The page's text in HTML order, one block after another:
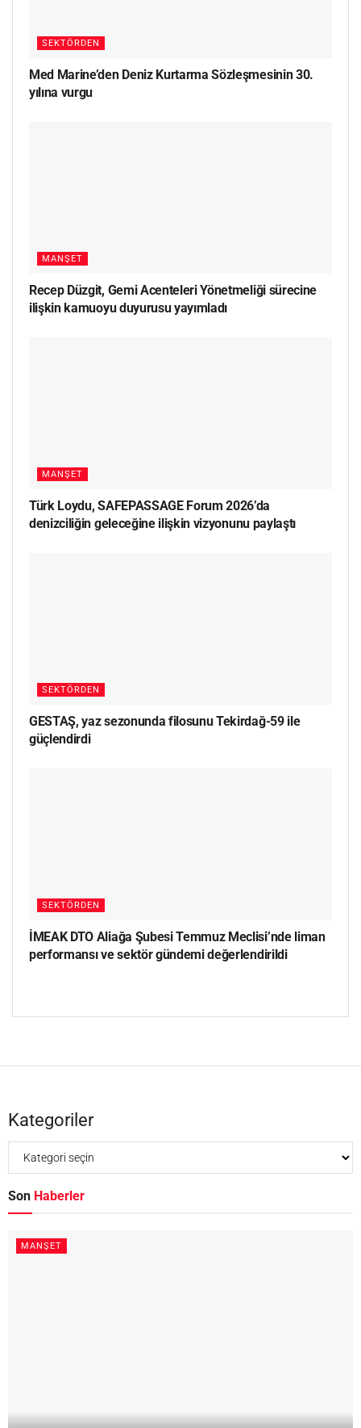
SEKTÖRDEN
Med Marine’den Deniz Kurtarma Sözleşmesinin 30.
yılına vurgu
MANŞET
Recep Düzgit, Gemi Acenteleri Yönetmeliği sürecine
ilişkin kamuoyu duyurusu yayımladı
MANŞET
Türk Loydu, SAFEPASSAGE Forum 2026’da
denizciliğin geleceğine ilişkin vizyonunu paylaştı
SEKTÖRDEN
GESTAŞ, yaz sezonunda filosunu Tekirdağ-59 ile
güçlendirdi
SEKTÖRDEN
İMEAK DTO Aliağa Şubesi Temmuz Meclisi’nde liman
performansı ve sektör gündemi değerlendirildi
Kategoriler
Son Haberler
MANŞET